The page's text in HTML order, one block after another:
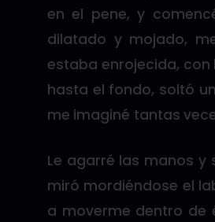
en el pene, y
dilatado y mojado,
estaba enrojecida,
hasta el fondo, soltó
me imaginé tantas
Le agarré las manos y
miró mordiéndose el
a moverme dentro de